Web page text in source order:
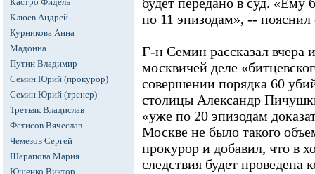
Клюев Андрей
Курникова Анна
Мадонна
Путин Владимир
Семин Юрий (прокурор)
Семин Юрий (тренер)
Третьяк Владислав
Фетисов Вячеслав
Чемезов Сергей
Шарапова Мария
Ющенко Виктор
по 11 эпизодам», -- пояснил
Г-н Семин рассказал вчера
москвичей деле
совершении порядка 60
столицы Александр
«уже по 20 эпизодам
Москве не было такого
прокурор и добавил, что в
следствия будет проведена